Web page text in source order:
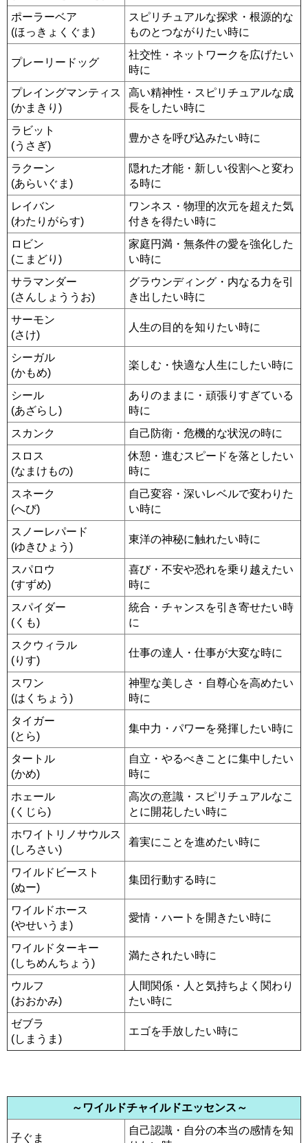
ポーラーベア
(ほっきょくぐま)
スピリチュアルな探求・根源的な
ものとつながりたい時に
プレーリードッグ
社交性・ネットワークを広げたい
時に
プレイングマンティス
(かまきり)
高い精神性・スピリチュアルな成
長をしたい時に
ラビット
(うさぎ)
豊かさを呼び込みたい時に
ラクーン
(あらいぐま)
隠れた才能・新しい役割へと変わ
る時に
レイバン
(わたりがらす)
ワンネス・物理的次元を超えた気
付きを得たい時に
ロビン
(こまどり)
家庭円満・無条件の愛を強化した
い時に
サラマンダー
(さんしょううお)
グラウンディング・内なる力を引
き出したい時に
サーモン
(さけ)
人生の目的を知りたい時に
シーガル
(かもめ)
楽しむ・快適な人生にしたい時に
シール
(あざらし)
ありのままに・頑張りすぎている
時に
スカンク
自己防衛・危機的な状況の時に
スロス
(なまけもの)
休憩・進むスピードを落としたい
時に
スネーク
(へび)
自己変容・深いレベルで変わりた
い時に
スノーレパード
(ゆきひょう)
東洋の神秘に触れたい時に
スパロウ
(すずめ)
喜び・不安や恐れを乗り越えたい
時に
スパイダー
(くも)
統合・チャンスを引き寄せたい時
に
スクウィラル
(りす)
仕事の達人・仕事が大変な時に
スワン
(はくちょう)
神聖な美しさ・自尊心を高めたい
時に
タイガー
(とら)
集中力・パワーを発揮したい時に
タートル
(かめ)
自立・やるべきことに集中したい
時に
ホェール
(くじら)
高次の意識・スピリチュアルなこ
とに開花したい時に
ホワイトリノサウルス
(しろさい)
着実にことを進めたい時に
ワイルドビースト
(ぬー)
集団行動する時に
ワイルドホース
(やせいうま)
愛情・ハートを開きたい時に
ワイルドターキー
(しちめんちょう)
満たされたい時に
ウルフ
(おおかみ)
人間関係・人と気持ちよく関わり
たい時に
ゼブラ
(しまうま)
エゴを手放したい時に
～ワイルドチャイルドエッセンス～
子ぐま
自己認識・自分の本当の感情を知